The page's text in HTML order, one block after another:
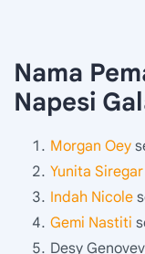
Nama
Napesi
Morgan Oey
Yunita Siregar
Indah Nicole
Gemi Nastiti
Desy